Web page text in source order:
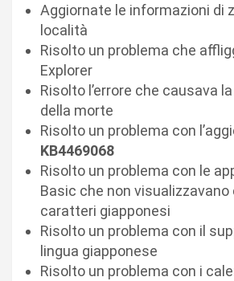
Aggiornate le informazioni di
località
Risolto un problema che
Explorer
Risolto l’errore che causava
della morte
Risolto un problema con
KB4469068
Risolto un problema con le
Basic che non
caratteri giapponesi
Risolto un problema con il
lingua giapponese
Risolto un problema con i